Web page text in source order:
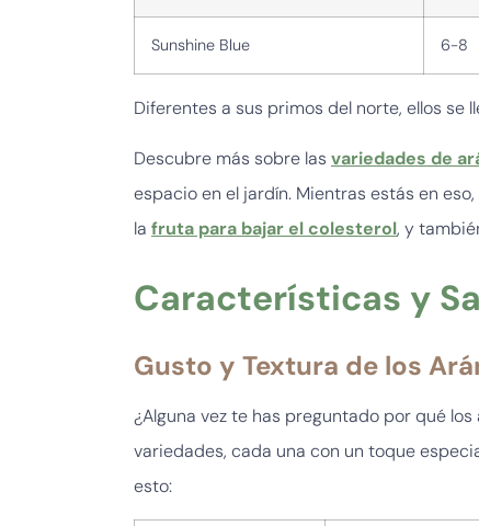
Sunshine Blue 6-8
Diferentes a sus primos del norte, ellos se
Descubre más sobre las variedades de
espacio en el jardín. Mientras estás en
la fruta para bajar el colesterol, y
Características y
Gusto y Textura de los
¿Alguna vez te has preguntado por qué
variedades, cada una con un toque
esto: